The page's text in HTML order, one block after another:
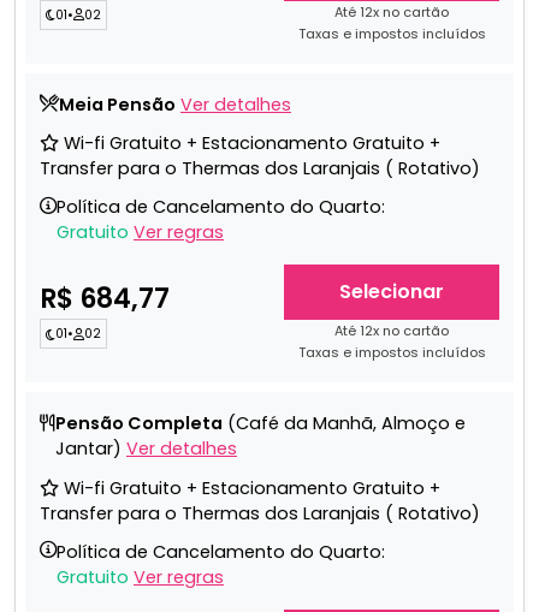
01• 02
Até 12x no cartão
Taxas e impostos incluídos
Meia Pensão Ver detalhes
Wi-fi Gratuito + Estacionamento Gratuito +
Transfer para o Thermas dos Laranjais ( Rotativo)
Política de Cancelamento do Quarto:
Gratuito Ver regras
R$ 684,77
01• 02
Selecionar
Até 12x no cartão
Taxas e impostos incluídos
Pensão Completa (Café da Manhã, Almoço e
Jantar) Ver detalhes
Wi-fi Gratuito + Estacionamento Gratuito +
Transfer para o Thermas dos Laranjais ( Rotativo)
Política de Cancelamento do Quarto:
Gratuito Ver regras